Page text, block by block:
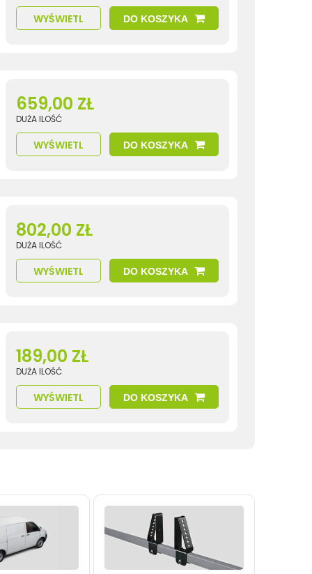
WYŚWIETL DO KOSZYKA
659,00 ZŁ
DUŻA ILOŚĆ
WYŚWIETL DO KOSZYKA
802,00 ZŁ
DUŻA ILOŚĆ
WYŚWIETL DO KOSZYKA
189,00 ZŁ
DUŻA ILOŚĆ
WYŚWIETL DO KOSZYKA